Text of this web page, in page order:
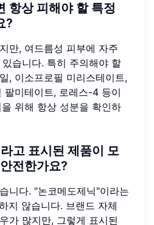
항상 피해야 할 특정
?
만, 여드름성 피부에 자주
습니다. 특히 주의해야 할
, 이소프로필 미리스테이트,
팔미테이트, 로레스-4 등이
위해 항상 성분을 확인하
고 표시된 제품이 모
전한가요?
니다. "논코메도제닉"이라는
지 않습니다. 브랜드 자체
가 많지만, 그렇게 표시된